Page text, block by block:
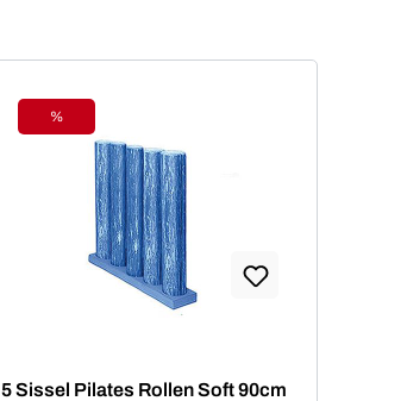
Rabatt
%
5 Sissel Pilates Rollen Soft 90cm